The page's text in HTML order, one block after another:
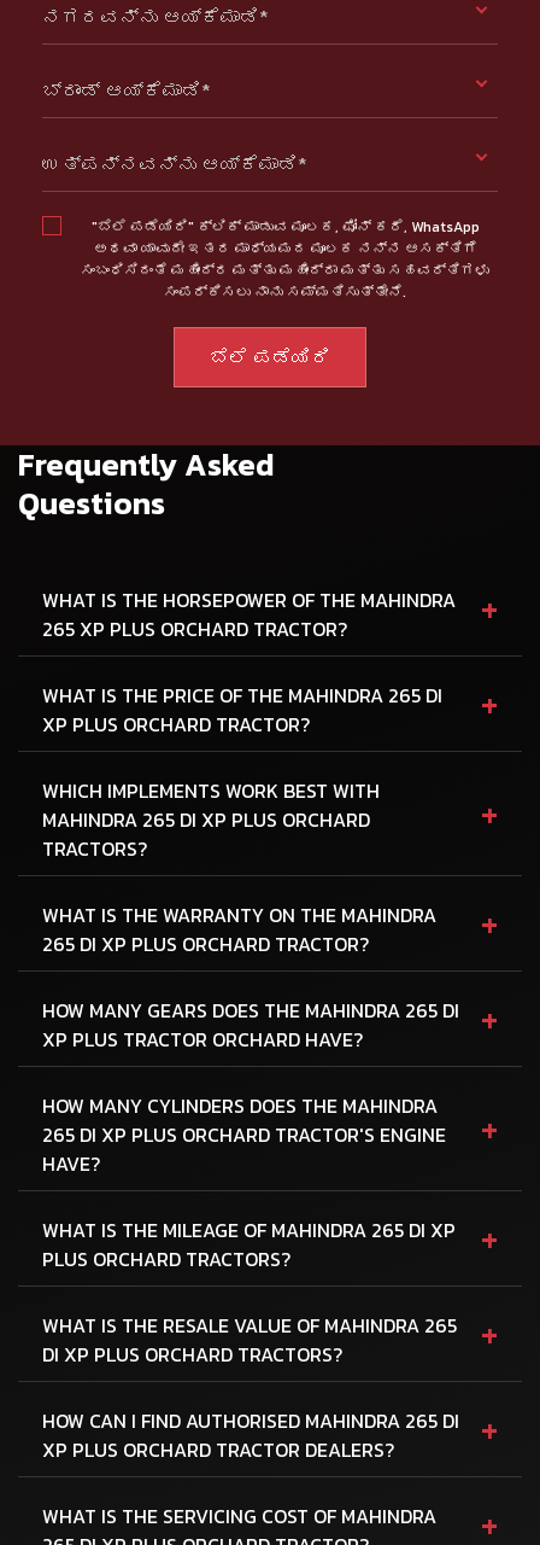
ನಗರವನ್ನು ಆಯ್ಕೆಮಾಡಿ*
ಬ್ರಾಂಡ್ ಆಯ್ಕೆಮಾಡಿ*
ಉತ್ಪನ್ನವನ್ನು ಆಯ್ಕೆಮಾಡಿ*
"ಬೆಲೆ ಪಡೆಯಿರಿ" ಕ್ಲಿಕ್ ಮಾಡುವ ಮೂಲಕ, ಫೋನ್ ಕರೆ, WhatsApp
ಅಥವಾ ಯಾವುದೇ ಇತರ ಮಾಧ್ಯಮದ ಮೂಲಕ ನನ್ನ ಆಸಕ್ತಿಗೆ
ಸಂಬಂಧಿಸಿದಂತೆ ಮಹೀಂದ್ರ ಮತ್ತು ಮಹೀಂದ್ರಾ ಮತ್ತು ಸಹವರ್ತಿಗಳು
ಸಂಪರ್ಕಿಸಲು ನಾನು ಸಮ್ಮತಿಸುತ್ತೇನೆ.
Frequently Asked
Questions
WHAT IS THE HORSEPOWER OF THE MAHINDRA
265 XP PLUS ORCHARD TRACTOR?
+
WHAT IS THE PRICE OF THE MAHINDRA 265 DI
XP PLUS ORCHARD TRACTOR?
+
WHICH IMPLEMENTS WORK BEST WITH
MAHINDRA 265 DI XP PLUS ORCHARD
TRACTORS?
+
WHAT IS THE WARRANTY ON THE MAHINDRA
265 DI XP PLUS ORCHARD TRACTOR?
+
HOW MANY GEARS DOES THE MAHINDRA 265 DI
XP PLUS TRACTOR ORCHARD HAVE?
+
HOW MANY CYLINDERS DOES THE MAHINDRA
265 DI XP PLUS ORCHARD TRACTOR'S ENGINE
HAVE?
+
WHAT IS THE MILEAGE OF MAHINDRA 265 DI XP
PLUS ORCHARD TRACTORS?
+
WHAT IS THE RESALE VALUE OF MAHINDRA 265
DI XP PLUS ORCHARD TRACTORS?
+
HOW CAN I FIND AUTHORISED MAHINDRA 265 DI
XP PLUS ORCHARD TRACTOR DEALERS?
+
WHAT IS THE SERVICING COST OF MAHINDRA
+